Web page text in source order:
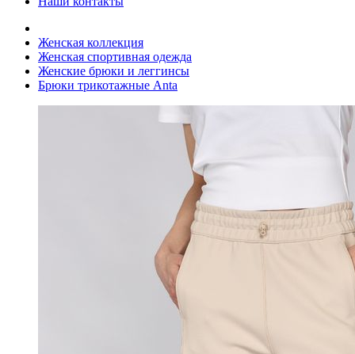
Женская коллекция
Женская спортивная одежда
Женские брюки и леггинсы
Брюки трикотажные Anta